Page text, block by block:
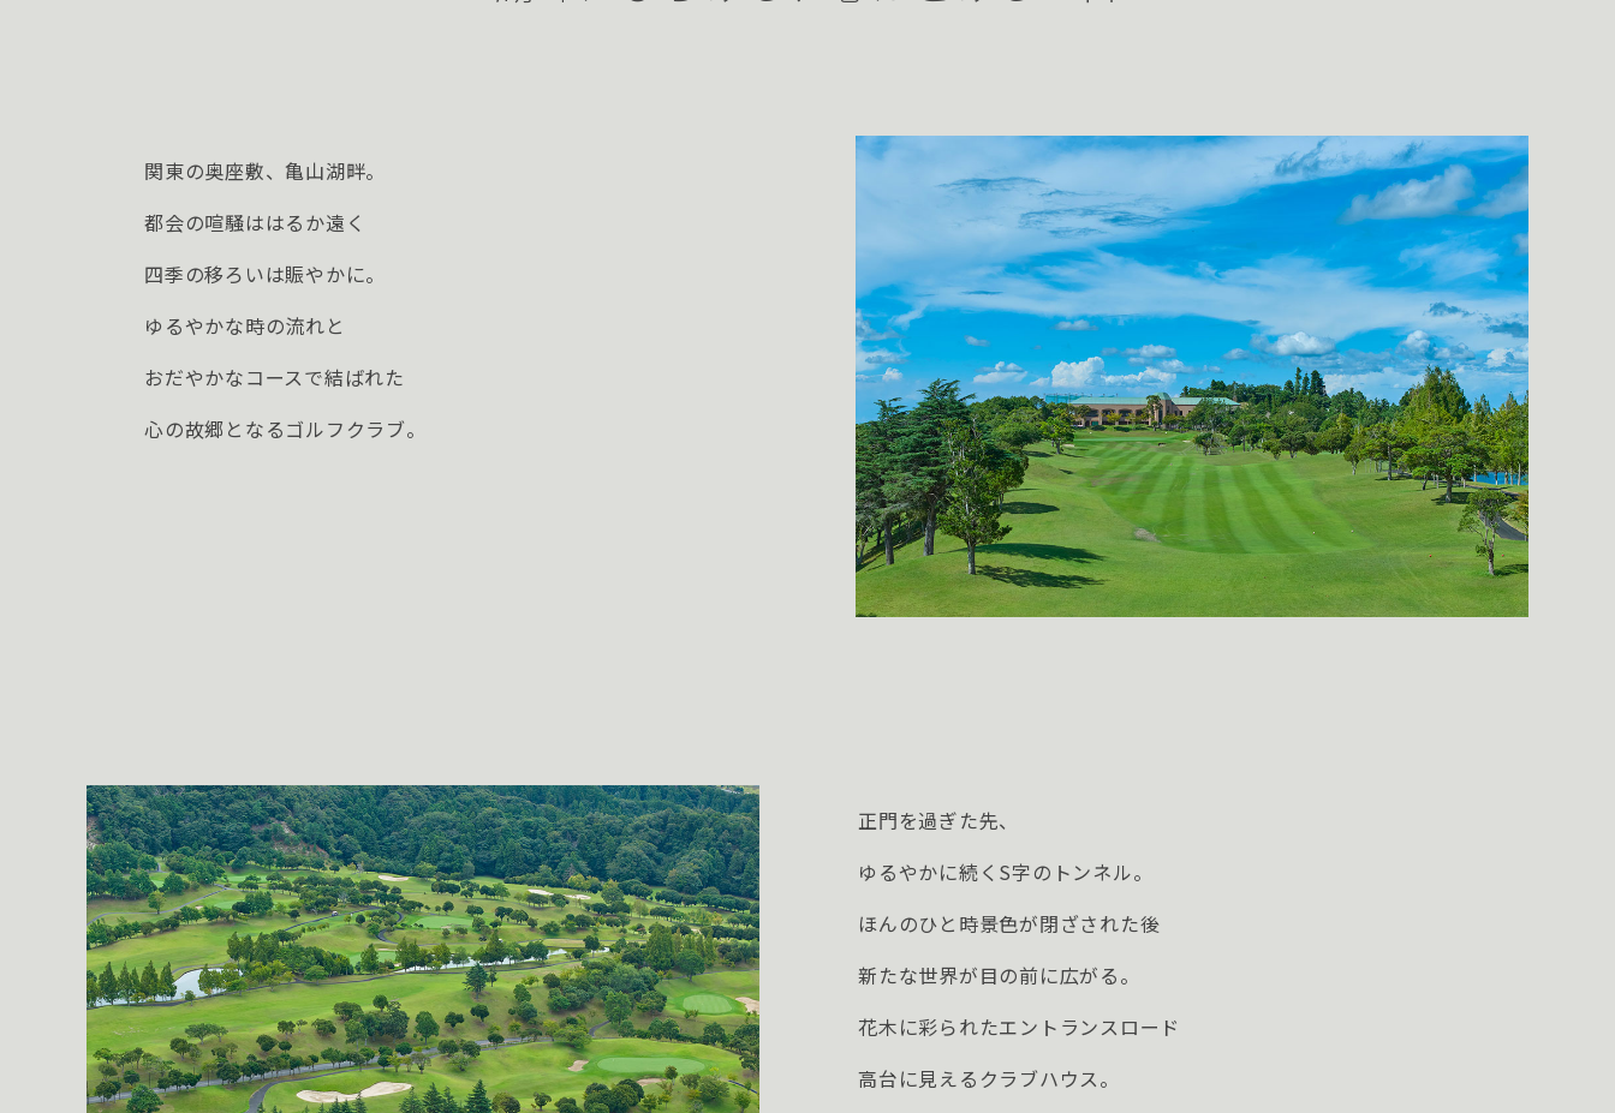
関東の奥座敷、亀山湖畔。
都会の喧騒ははるか遠く
四季の移ろいは賑やかに。
ゆるやかな時の流れと
おだやかなコースで結ばれた
心の故郷となるゴルフクラブ。
正門を過ぎた先、
ゆるやかに続くS字のトンネル。
ほんのひと時景色が閉ざされた後
新たな世界が目の前に広がる。
花木に彩られたエントランスロード
高台に見えるクラブハウス。